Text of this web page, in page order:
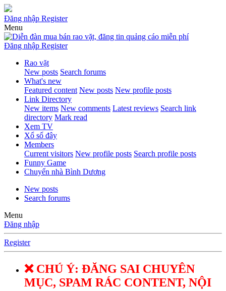
Đăng nhập Register
Menu
Đăng nhập Register
Rao vặt
New posts Search forums
What's new
Featured content New posts New profile posts
Link Directory
New items New comments Latest reviews Search link
directory Mark read
Xem TV
Xổ số đây
Members
Current visitors New profile posts Search profile posts
Funny Game
Chuyển nhà Bình Dương
New posts
Search forums
Menu
Đăng nhập
Register
❌ CHÚ Ý: ĐĂNG SAI CHUYÊN
MỤC, SPAM RÁC CONTENT, NỘI